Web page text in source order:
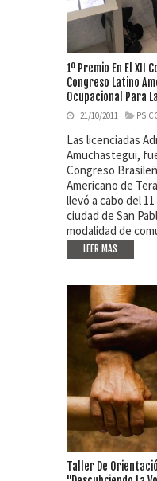
1º Premio En El XII
Congreso Latino
Ocupacional Para
21/10/2011
Las licenciadas
Amuchastegui,
Congreso
Americano de
llevó a cabo del
ciudad de San
modalidad de
LEER MAS
Taller De